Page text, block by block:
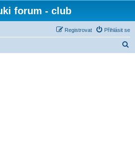
forum - club
Přihlásit se
Registrovat